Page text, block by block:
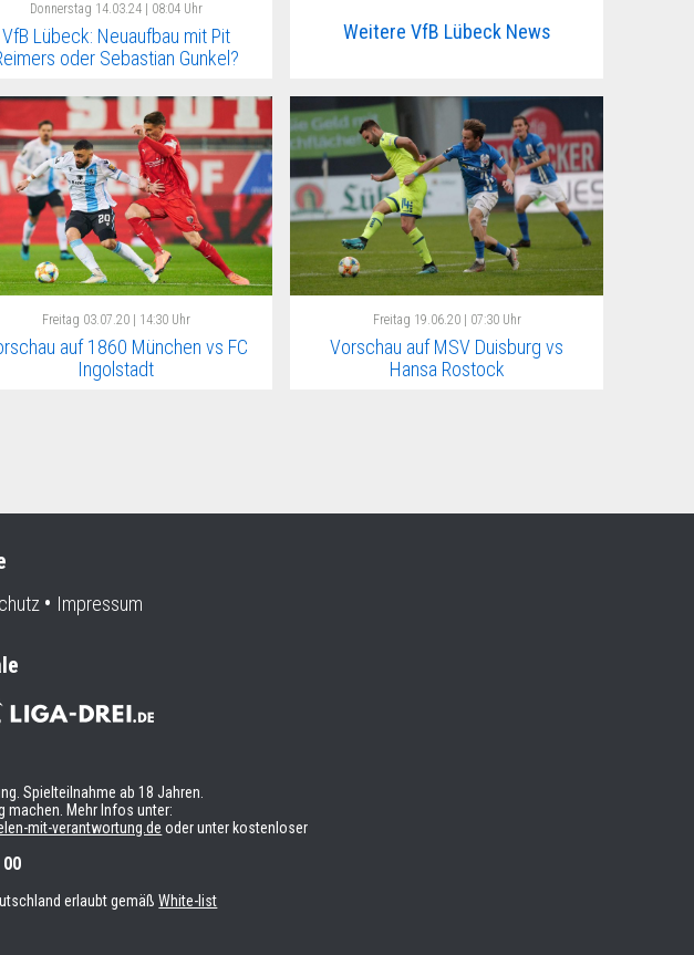
Donnerstag 14.03.24 | 08:04 Uhr
VfB Lübeck: Neuaufbau mit Pit
oder Sebastian Gunkel?
Weitere VfB Lübeck News
Freitag 03.07.20 | 14:30 Uhr
auf 1860 München vs FC
Ingolstadt
Freitag 19.06.20 | 07:30 Uhr
Vorschau auf MSV Duisburg vs
Hansa Rostock
Impressum
Spielteilnahme ab 18 Jahren.
machen. Mehr Infos unter:
mit-verantwortung.de oder unter kostenloser
erlaubt gemäßWhite-list